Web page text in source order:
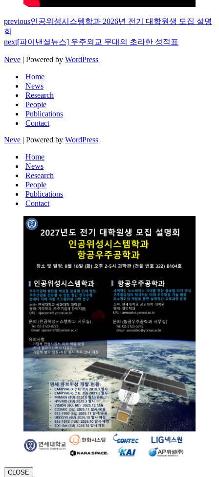
previous인공위성시스템학과 2026년 전기 대학원생 모집 설명
회
next[파이낸셜뉴스] 우주외교 무대의 초라한 성적표
Neve | Powered by WordPress
Home
News
Research
People
Publications
Contact
Neve | Powered by WordPress
Home
News
Research
People
Publications
Contact
CLOSE